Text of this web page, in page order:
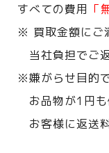
すべての費用 「
※ 買取金額にご
当社負担でご
※嫌がらせ目的
お品物が1円も
お客様に返送